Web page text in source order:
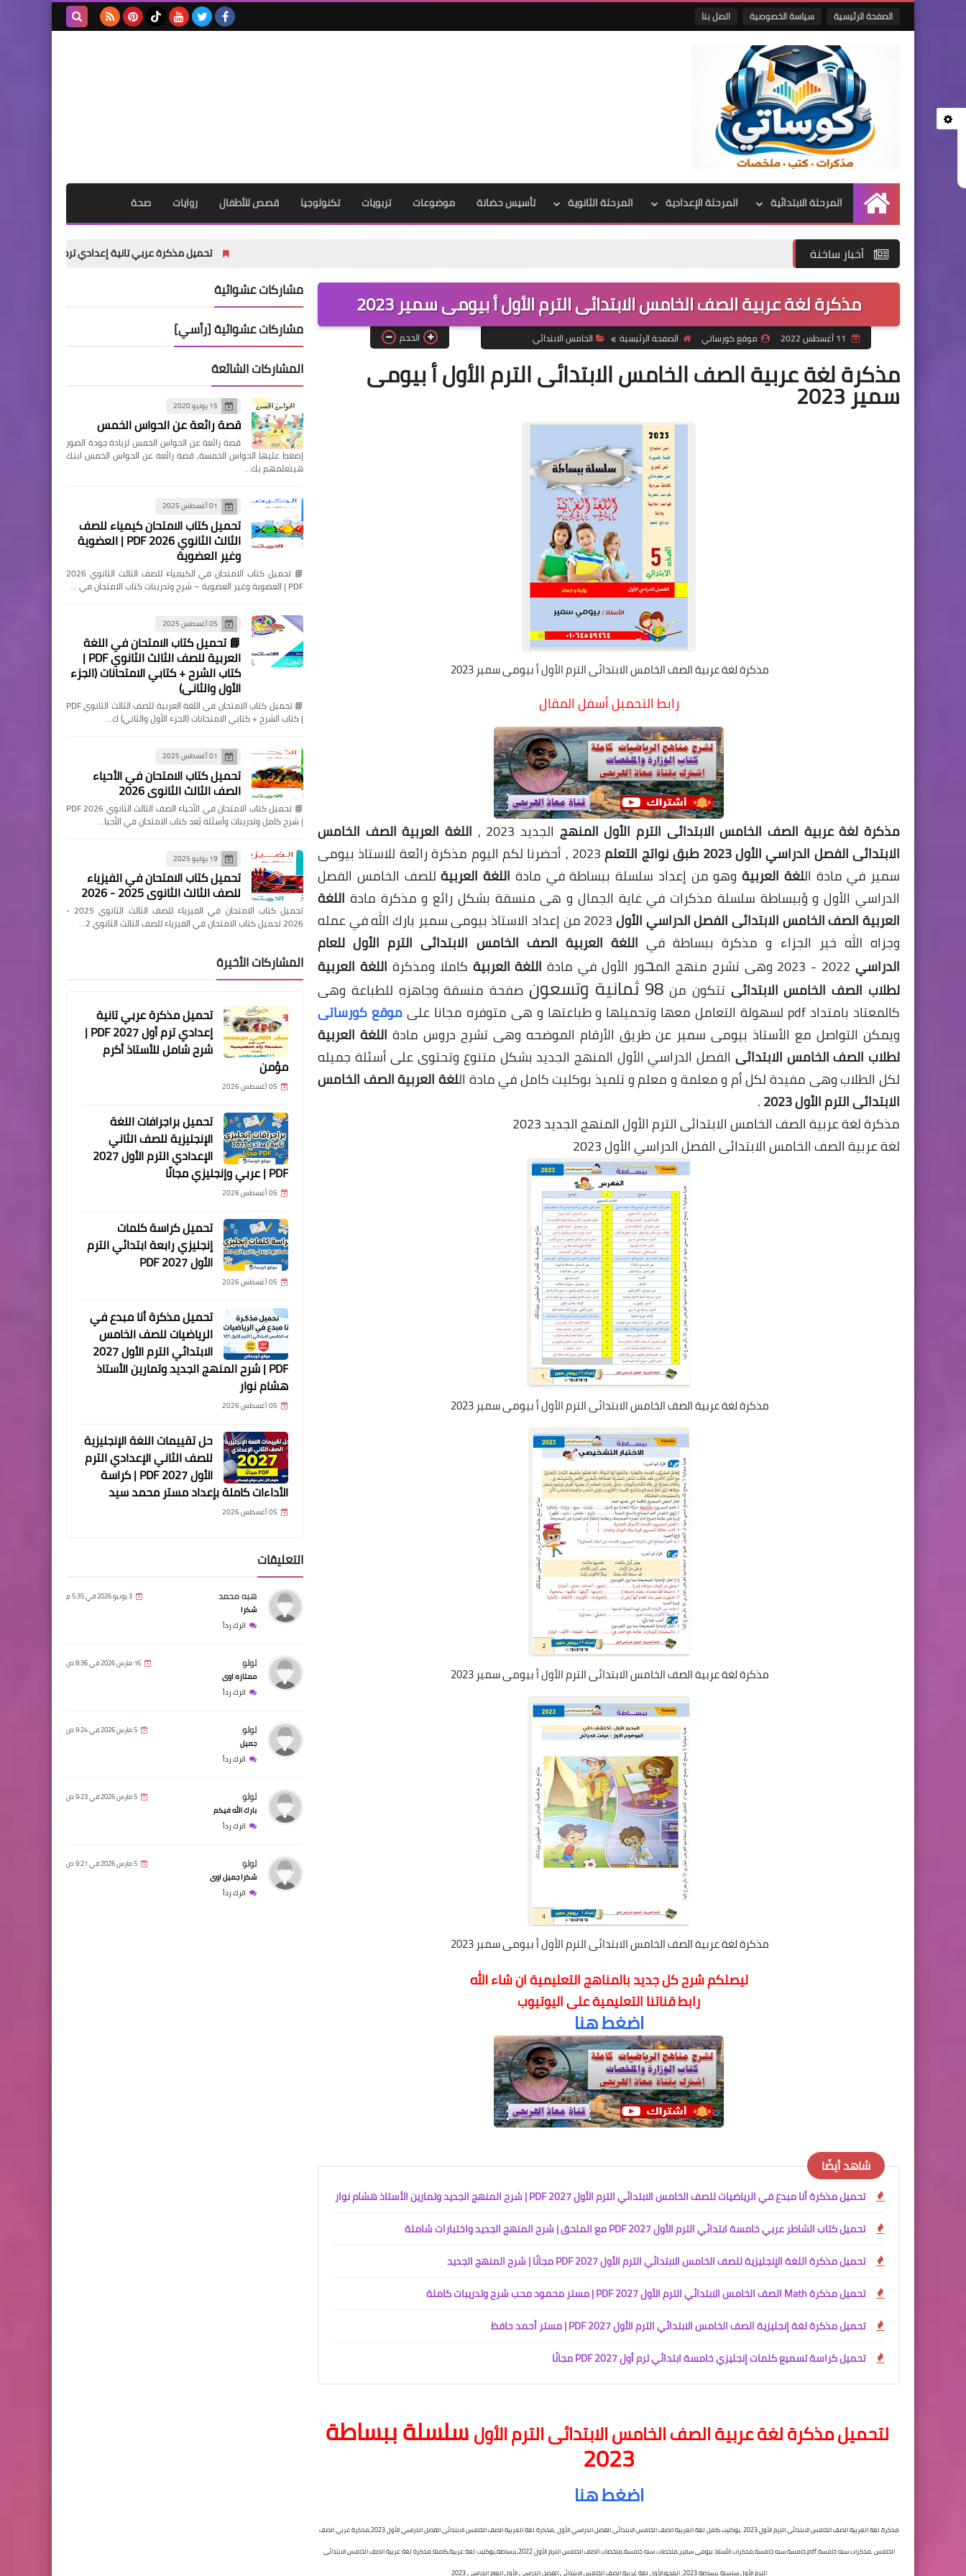
الصفحة الرئيسية سياسة الخصوصية اتصل بنا
الرئيسية
المرحلة الابتدائية المرحلة الإعدادية المرحلة الثانوية تأسيس حضانة موضوعات تربويات تكنولوجيا قصص للأطفال روايات صحة
أخبار ساخنة تحميل مذكرة عربي تانية إعدادي ترم أول 2027 PDF | شرح شامل للأستاذ أكرم مؤمن
مذكرة لغة عربية الصف الخامس الابتدائى الترم الأول أ بيومى سمير 2023
موقع كورساتي الصفحة الرئيسية الخامس الابتدائي الحجم
مذكرة لغة عربية الصف الخامس الابتدائى الترم الأول أ بيومى
سمير 2023
مذكرة لغة عربية الصف الخامس الابتدائى الترم الأول أ بيومى سمير 2023
رابط التحميل أسفل المقال
مذكرة لغة عربية الصف الخامس الابتدائى الترم الأول المنهج الجديد 2023 ,
اللغة العربية الصف الخامس
الابتدائى الفصل الدراسي الأول 2023 طبق نواتج التعلم
2023 , أحضرنا لكم اليوم مذكرة رائعة للاستاذ بيومى
سمير في مادة اللغة العربية وهو من إعداد سلسلة ببساطة في مادة اللغة العربيةللصف الخامس الفصل
الدراسي الأول و ؤببساطة سلسلة مذكرات في غاية الجمال و هى منسقة بشكل رائع و مذكرة مادة اللغة
العربية الصف الخامس الابتدائى الفصل الدراسي الأول
2023 من إعداد الاستاذ بيومى سمير بارك الله في عمله
وجزاه الله خير الجزاء و مذكرة ببساطة في اللغة العربية الصف الخامس الابتدائى الترم الأول للعام
الدراسي 2022 - 2023 وهى تشرح منهج الم حور الأول في مادة اللغة العربية كاملا ومذكرة اللغة العربية
لطلاب الصف الخامس الابتدائى تتكون من 98 ثمانية وتسعون
صفحة منسقة وجاهزه للطباعة وهى
كالمعتاد بامتداد pdf لسهولة التعامل معها وتحميلها و طباعتها و هى متوفره مجانا على
موقع كورساتى
ويمكن التواصل مع الأستاذ بيومى سمير عن طريق الأرقام الموضحه وهى تشرح دروس مادة اللغة العربية
لطلاب الصف الخامس الابتدائى الفصل الدراسي الأول المنهج الجديد بشكل متنوع وتحتوى على أسئلة جميله
لكل الطلاب وهى مفيدة لكل أم و معلمة و معلم و تلميذ بوكليت كامل في مادة اللغة العربية الصف الخامس
الابتدائى الترم الأول 2023
.
مذكرة لغة عربية الصف الخامس الابتدائى الترم الأول المنهج الجديد 2023
لغة عربية الصف الخامس الابتدائى الفصل الدراسي الأول 2023
مذكرة لغة عربية الصف الخامس الابتدائى الترم الأول أ بيومى سمير 2023
مذكرة لغة عربية الصف الخامس الابتدائى الترم الأول أ بيومى سمير 2023
مذكرة لغة عربية الصف الخامس الابتدائى الترم الأول أ بيومى سمير 2023
ليصلكم شرح كل جديد بالمناهج التعليميةان شاء الله
رابط قناتنا التعليمية على اليوتيوب
اضغط هنا
شاهد أيضًا
تحميل مذكرة أنا مبدع في الرياضيات للصف الخامس الابتدائي الترم الأول 2027 PDF | شرح المنهج الجديد وتمارين الأستاذ هشام نوار
تحميل كتاب الشاطر عربي خامسة ابتدائي الترم الأول 2027 PDF مع الملحق | شرح المنهج الجديد واختبارات شاملة
تحميل مذكرة اللغة الإنجليزية للصف الخامس الابتدائي الترم الأول 2027 PDF مجانًا | شرح المنهج الجديد
تحميل مذكرة Math الصف الخامس الابتدائي الترم الأول 2027 PDF | مستر محمود محب شرح وتدريبات كاملة
تحميل مذكرة لغة إنجليزية الصف الخامس الابتدائي الترم الأول 2027 PDF | مستر أحمد حافظ
تحميل كراسة تسميع كلمات إنجليزي خامسة ابتدائي ترم أول 2027 PDF مجانًا
لتحميلمذكرة لغة عربية الصف الخامس الابتدائى الترم الأولسلسلة ببساطة
2023
اضغط هنا
مذكرة لغة العربية الصف الخامس الابتدائى الترم الأول 2023 ,بوكليت كامل لغة العربية الصف الخامس الابتدائى الفصل الدراسي الأول ,مذكرة لغة العربية الصف الخامس الابتدائى الفصل الدراسي الأول 2023,مذكرة عربي الصف
الخامس ,مذكرات سنه خامسة pdf,خامسة سنه خامسة,مذكرات الأستاذ بيومى سمير,ملخصات سنه خامسة,ملخصات الصف الخامس الترم الأول 2022,ببساطة,بوكليت لغة عربية,كاملة مذكرة لغة عربية الصف الخامس الابتدائى
الترم الأول سلسلة ببساطة 2023, المحورالأول لغة عربية الصف الخامس الابتدائى الفصل الدراسي الأول العام الدراسي 2023
مشاركات عشوائية
مشاركات عشوائية [رأسي]
المشاركات الشائعة
15 يونيو 2020
قصة رائعة عن الحواس الخمس
قصة رائعة عن الحواس الخمس لزيادة جودة الصور
إضغط عليها الحواس الخمسة, قصة رائعة عن الحواس الخمس ابنك
هيتعلمهم بك…
01 أغسطس 2025
تحميل كتاب الامتحان كيمياء للصف
الثالث الثانوي 2026 PDF | العضوية
وغير العضوية
📘 تحميل كتاب الامتحان في الكيمياء للصف الثالث الثانوي 2026
PDF | العضوية وغير العضوية – شرح وتدريبات كتاب الامتحان في …
05 أغسطس 2025
📘 تحميل كتاب الامتحان في اللغة
العربية للصف الثالث الثانوي PDF |
كتاب الشرح + كتابي الامتحانات (الجزء
الأول والثاني)
📘 تحميل كتاب الامتحان في اللغة العربية للصف الثالث الثانوي PDF
| كتاب الشرح + كتابي الامتحانات (الجزء الأول والثاني) ك…
01 أغسطس 2025
تحميل كتاب الامتحان في الأحياء
الصف الثالث الثانوي 2026
📘 تحميل كتاب الامتحان في الأحياء الصف الثالث الثانوي 2026 PDF
| شرح كامل وتدريبات وأسئلة يُعد كتاب الامتحان في الأحيا…
19 يوليو 2025
تحميل كتاب الامتحان في الفيزياء
للصف الثالث الثانوي 2025 - 2026
تحميل كتاب الامتحان في الفيزياء للصف الثالث الثانوي 2025 -
2026 تحميل كتاب الامتحان في الفيزياء للصف الثالث الثانوي 2…
المشاركات الأخيرة
تحميل مذكرة عربي تانية
إعدادي ترم أول 2027 PDF |
شرح شامل للأستاذ أكرم
مؤمن
05 أغسطس 2026
تحميل براجرافات اللغة
الإنجليزية للصف الثاني
الإعدادي الترم الأول 2027
PDF | عربي وإنجليزي مجانًا
05 أغسطس 2026
تحميل كراسة كلمات
إنجليزي رابعة ابتدائي الترم
الأول 2027 PDF
05 أغسطس 2026
تحميل مذكرة أنا مبدع في
الرياضيات للصف الخامس
الابتدائي الترم الأول 2027
PDF | شرح المنهج الجديد وتمارين الأستاذ
هشام نوار
05 أغسطس 2026
حل تقييمات اللغة الإنجليزية
للصف الثاني الإعدادي الترم
الأول 2027 PDF | كراسة
الأداءات كاملة بإعداد مستر محمد سيد
05 أغسطس 2026
التعليقات
هبه محمد 3 يونيو 2026 في 5:35 م
شكرا
اترك رداً
لولو 16 مارس 2026 في 8:36 ص
ممتازه اوى
اترك رداً
لولو 5 مارس 2026 في 9:24 ص
جميل
اترك رداً
لولو 5 مارس 2026 في 9:23 ص
بارك الله فيكم
اترك رداً
لولو 5 مارس 2026 في 9:21 ص
شكرا جميل اوى
اترك رداً